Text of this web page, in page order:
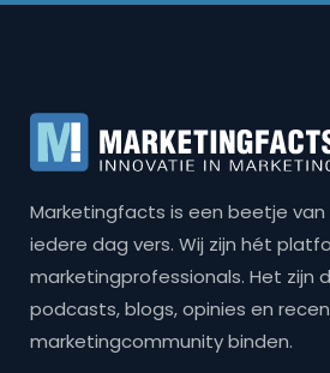
Marketingfacts is een beetje van
iedere dag vers. Wij zijn hét
marketingprofessionals. Het zijn
podcasts, blogs, opinies en
marketingcommunity binden.